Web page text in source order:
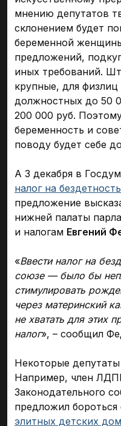
мнению депутатов
склонением будет
беременной
предложений,
иных требований.
крупные, для
должностных до 50
200 000 руб.
беременность и
поводу будет себе
А 3 декабря в
налог на бездетность
предложение
нижней палаты
и налогам Евгений
«Ввести налог на
союзе — было бы
стимулировать
через материнский
не хватать для этих
налог», – сообщил
Некоторые
Например, член
Законодательного
предложил
элитных детских